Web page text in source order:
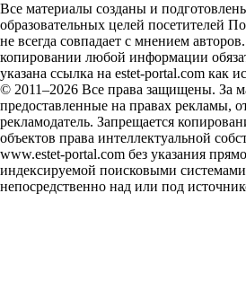
Все материалы созданы и
образовательных целей посетителей
не всегда совпадает с мнением
копировании любой информации
указана ссылка на estet-portal.com как
© 2011–2026 Все права защищены. За
предоставленные на правах рекламы,
рекламодатель. Запрещается
объектов права интеллектуальной
www.estet-portal.com без указания
индексируемой поисковыми
непосредственно над или под